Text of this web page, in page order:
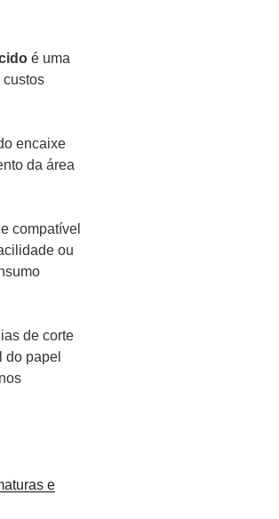
é uma
custos
encaixe
da área
compatível
ou
de corte
do papel
e